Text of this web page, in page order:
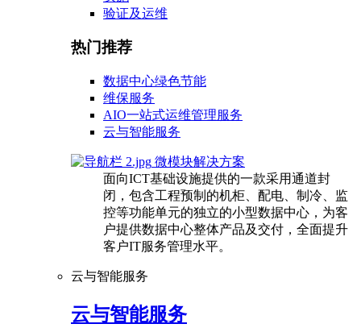
验证及运维
热门推荐
数据中心绿色节能
维保服务
AIO一站式运维管理服务
云与智能服务
微模块解决方案
面向ICT基础设施提供的一款采用通道封
闭，包含工程预制的机柜、配电、制冷、监
控等功能单元的独立的小型数据中心，为客
户提供数据中心整体产品及交付，全面提升
客户IT服务管理水平。
云与智能服务
云与智能服务